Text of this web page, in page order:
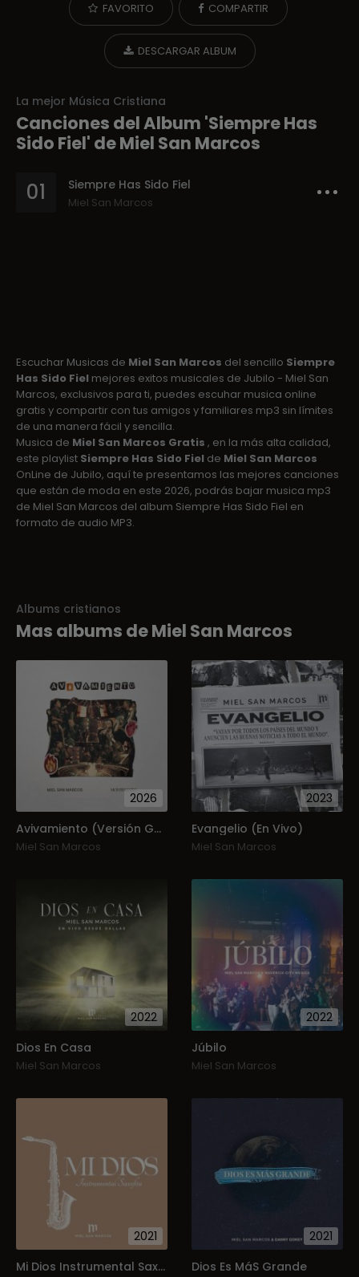
FAVORITO COMPARTIR
DESCARGAR ALBUM
La mejor Música Cristiana
Canciones del Album 'Siempre Has
Sido Fiel' de Miel San Marcos
01 Siempre Has Sido Fiel
Miel San Marcos
Escuchar Musicas de Miel San Marcos del sencillo Siempre
Has Sido Fiel mejores exitos musicales de Jubilo - Miel San
Marcos, exclusivos para ti, puedes escuhar musica online
gratis y compartir con tus amigos y familiares mp3 sin límites
de una manera fácil y sencilla.
Musica de Miel San Marcos Gratis , en la más alta calidad,
este playlist Siempre Has Sido Fiel de Miel San Marcos
OnLine de Jubilo, aquí te presentamos las mejores canciones
que están de moda en este 2026, podrás bajar musica mp3
de Miel San Marcos del album Siempre Has Sido Fiel en
formato de audio MP3.
Albums cristianos
Mas albums de Miel San Marcos
2026
Avivamiento (Versión Guatemala)
Miel San Marcos
2023
Evangelio (En Vivo)
Miel San Marcos
2022
Dios En Casa
Miel San Marcos
2022
Júbilo
Miel San Marcos
2021
Mi Dios Instrumental Saxofón
2021
Dios Es MáS Grande